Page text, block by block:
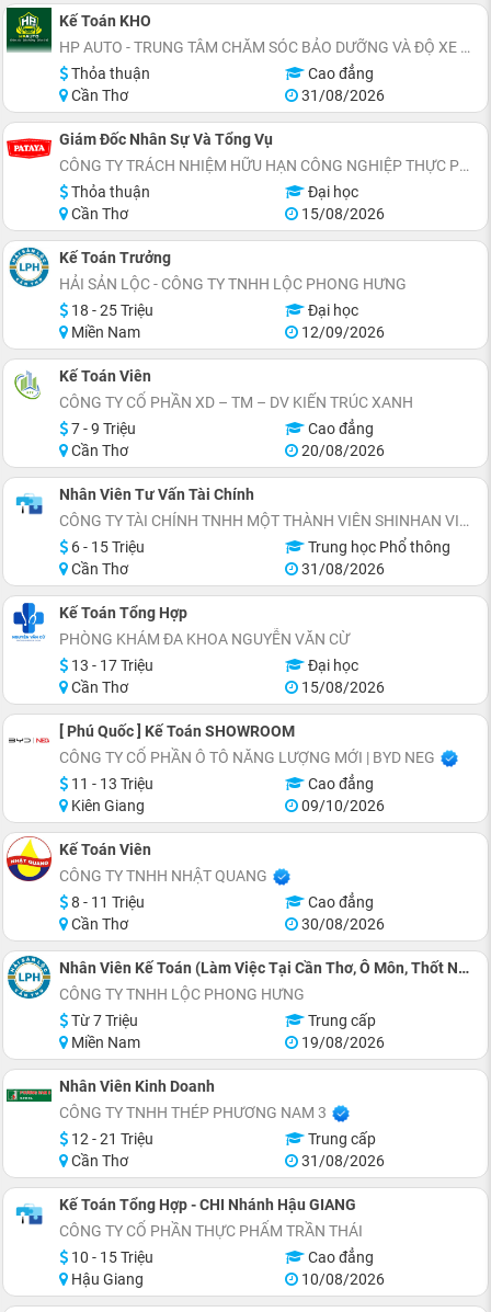
Kế Toán KHO
HP AUTO - TRUNG TÂM CHĂM SÓC BẢO DƯỠNG VÀ ĐỘ XE Ô TÔ
Thỏa thuận
Cao đẳng
Cần Thơ
31/08/2026
Giám Đốc Nhân Sự Và Tổng Vụ
CÔNG TY TRÁCH NHIỆM HỮU HẠN CÔNG NGHIỆP THỰC PHẨM PATAYA (VIỆT NAM)
Thỏa thuận
Đại học
Cần Thơ
15/08/2026
Kế Toán Trưởng
HẢI SẢN LỘC - CÔNG TY TNHH LỘC PHONG HƯNG
18 - 25 Triệu
Đại học
Miền Nam
12/09/2026
Kế Toán Viên
CÔNG TY CỔ PHẦN XD – TM – DV KIẾN TRÚC XANH
7 - 9 Triệu
Cao đẳng
Cần Thơ
20/08/2026
Nhân Viên Tư Vấn Tài Chính
CÔNG TY TÀI CHÍNH TNHH MỘT THÀNH VIÊN SHINHAN VIỆT NAM (CẦN THƠ)
6 - 15 Triệu
Trung học Phổ thông
Cần Thơ
31/08/2026
Kế Toán Tổng Hợp
PHÒNG KHÁM ĐA KHOA NGUYỄN VĂN CỪ
13 - 17 Triệu
Đại học
Cần Thơ
15/08/2026
[ Phú Quốc ] Kế Toán SHOWROOM
CÔNG TY CỔ PHẦN Ô TÔ NĂNG LƯỢNG MỚI | BYD NEG
11 - 13 Triệu
Cao đẳng
Kiên Giang
09/10/2026
Kế Toán Viên
CÔNG TY TNHH NHẬT QUANG
8 - 11 Triệu
Cao đẳng
Cần Thơ
30/08/2026
Nhân Viên Kế Toán (Làm Việc Tại Cần Thơ, Ô Môn, Thốt Nốt, Ngã Bảy, Sađéc, Côn Đảo)
CÔNG TY TNHH LỘC PHONG HƯNG
Từ 7 Triệu
Trung cấp
Miền Nam
19/08/2026
Nhân Viên Kinh Doanh
CÔNG TY TNHH THÉP PHƯƠNG NAM 3
12 - 21 Triệu
Trung cấp
Cần Thơ
31/08/2026
Kế Toán Tổng Hợp - CHI Nhánh Hậu GIANG
CÔNG TY CỔ PHẦN THỰC PHẨM TRẦN THÁI
10 - 15 Triệu
Cao đẳng
Hậu Giang
10/08/2026